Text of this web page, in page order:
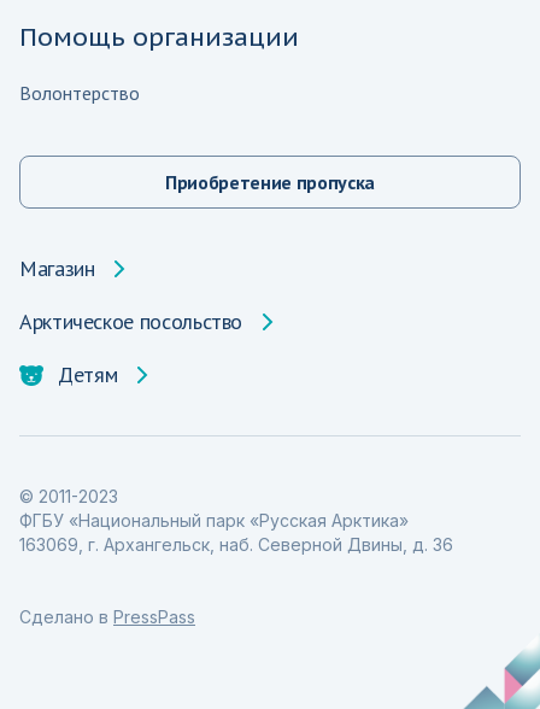
Помощь организации
Волонтерство
Приобретение пропуска
Магазин
Арктическое посольство
Детям
© 2011-2023
ФГБУ «Национальный парк «Русская Арктика»
163069, г. Архангельск, наб. Северной Двины, д. 36
Сделано в PressPass